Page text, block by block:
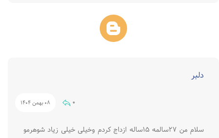
دلبر
0 08 بهمن 1404
سلام من ۲۷سالمه ۱۵ساله ازداج کردم وخیلی خیلی زیاد شوهرمو